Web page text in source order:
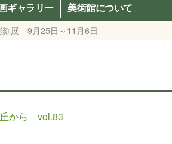
ギャラリー 美術館について
刻展 9月25日～11月6日
から vol.83